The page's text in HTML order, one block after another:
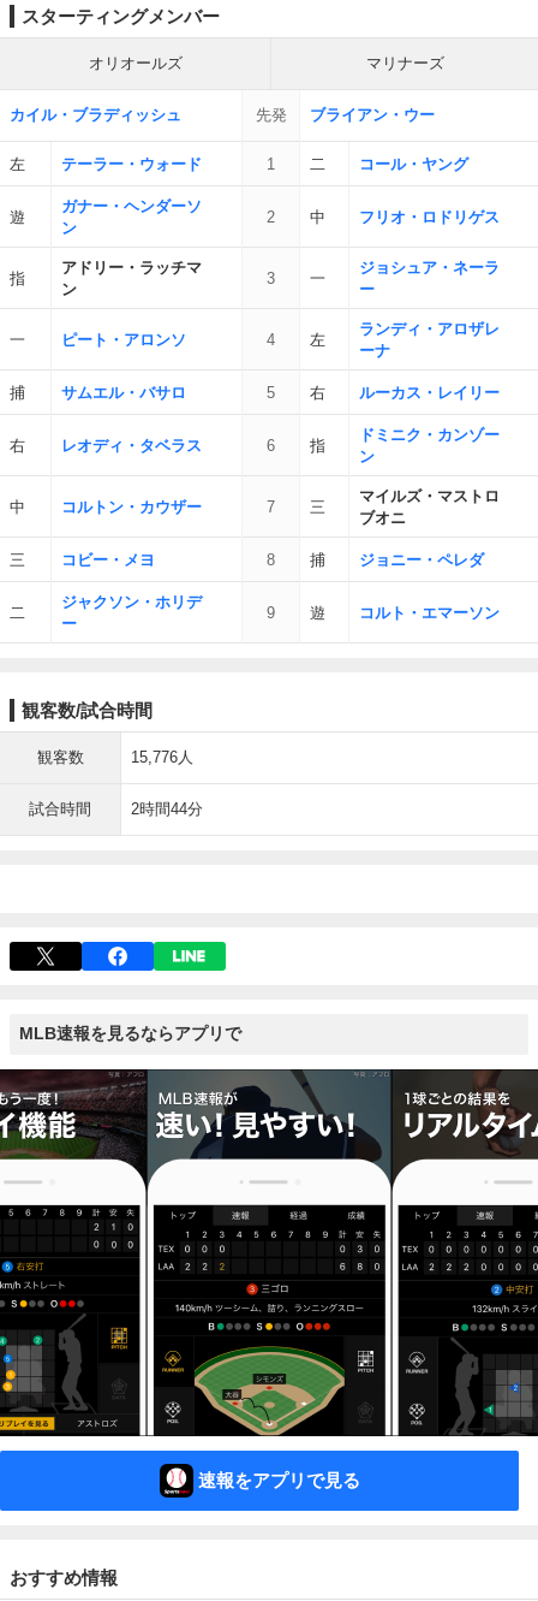
スターティングメンバー
オリオールズ マリナーズ
カイル・ブラディッシュ 先発 ブライアン・ウー
左 テーラー・ウォード 1 二 コール・ヤング
遊
ガナー・ヘンダーソ
ン
2 中 フリオ・ロドリゲス
指
アドリー・ラッチマ
ン
3 一
ジョシュア・ネーラ
ー
一 ピート・アロンソ 4 左
ランディ・アロザレ
ーナ
捕 サムエル・バサロ 5 右 ルーカス・レイリー
右 レオディ・タベラス 6 指
ドミニク・カンゾー
ン
中 コルトン・カウザー 7 三
マイルズ・マストロ
ブオニ
三 コビー・メヨ 8 捕 ジョニー・ペレダ
二
ジャクソン・ホリデ
ー
9 遊 コルト・エマーソン
観客数/試合時間
観客数 15,776人
試合時間 2時間44分
MLB速報を見るならアプリで
速報をアプリで見る
おすすめ情報